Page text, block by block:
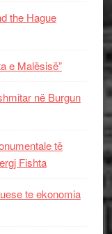
the Hague
e Malësisë”
në Burgun
të
Fishta
te ekonomia